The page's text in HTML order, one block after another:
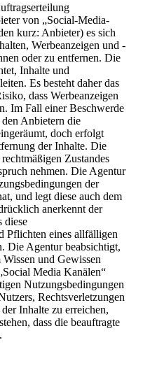
von „Social-Media-
kurz: Anbieter) es sich
Werbeanzeigen und -
oder zu entfernen. Die
Inhalte und
Es besteht daher das
dass Werbeanzeigen
Im Fall einer Beschwerde
Anbietern die
doch erfolgt
der Inhalte. Die
Zustandes
nehmen. Die Agentur
der
und legt diese auch dem
anerkennt der
diese
Pflichten eines allfälligen
Die Agentur beabsichtigt,
und Gewissen
Media Kanälen“
Nutzungsbedingungen
Rechtsverletzungen
Inhalte zu erreichen,
dass die beauftragte